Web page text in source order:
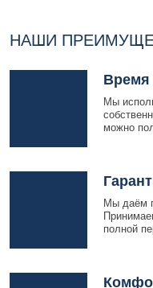
НАШИ
Время
Мы
можно
Мы даём
полной